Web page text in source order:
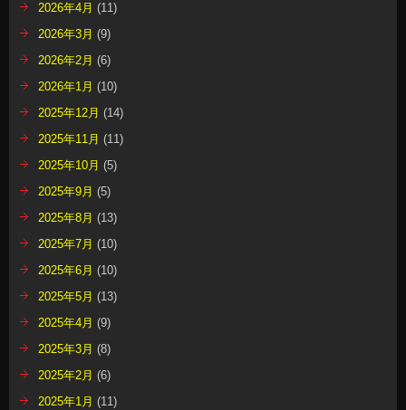
2026年4月 (11)
2026年3月 (9)
2026年2月 (6)
2026年1月 (10)
2025年12月 (14)
2025年11月 (11)
2025年10月 (5)
2025年9月 (5)
2025年8月 (13)
2025年7月 (10)
2025年6月 (10)
2025年5月 (13)
2025年4月 (9)
2025年3月 (8)
2025年2月 (6)
2025年1月 (11)